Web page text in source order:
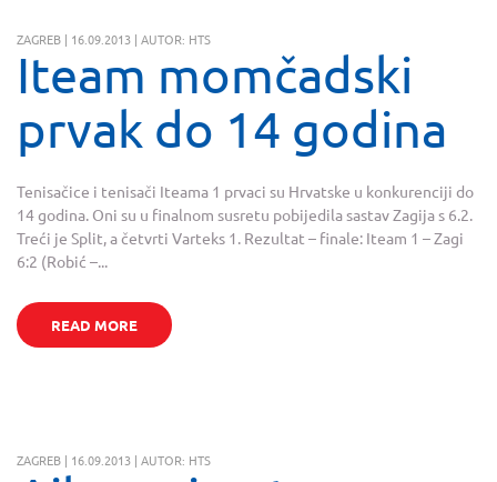
ZAGREB | 16.09.2013 | AUTOR: HTS
Iteam momčadski
prvak do 14 godina
Tenisačice i tenisači Iteama 1 prvaci su Hrvatske u konkurenciji do
14 godina. Oni su u finalnom susretu pobijedila sastav Zagija s 6.2.
Treći je Split, a četvrti Varteks 1. Rezultat – finale: Iteam 1 – Zagi
6:2 (Robić –...
READ MORE
ZAGREB | 16.09.2013 | AUTOR: HTS